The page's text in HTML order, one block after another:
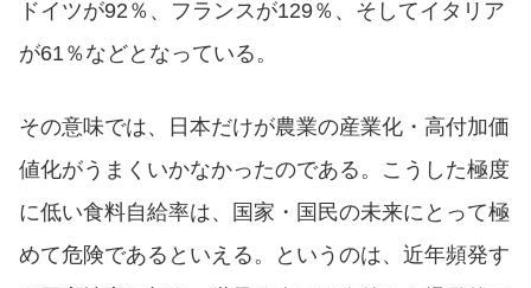
ドイツが92％、フランスが129％、そしてイタリア
が61％などとなっている。
その意味では、日本だけが農業の産業化・高付加価
値化がうまくいかなかったのである。こうした極度
に低い食料自給率は、国家・国民の未来にとって極
めて危険であるといえる。というのは、近年頻発す